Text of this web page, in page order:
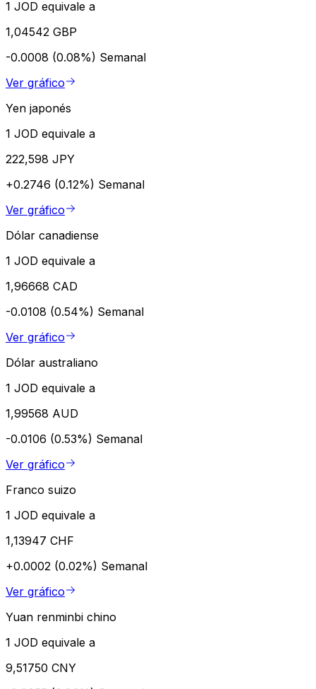
1 JOD equivale a
1,04542 GBP
-0.0008 (0.08%) Semanal
Ver gráfico
Yen japonés
1 JOD equivale a
222,598 JPY
+0.2746 (0.12%) Semanal
Ver gráfico
Dólar canadiense
1 JOD equivale a
1,96668 CAD
-0.0108 (0.54%) Semanal
Ver gráfico
Dólar australiano
1 JOD equivale a
1,99568 AUD
-0.0106 (0.53%) Semanal
Ver gráfico
Franco suizo
1 JOD equivale a
1,13947 CHF
+0.0002 (0.02%) Semanal
Ver gráfico
Yuan renminbi chino
1 JOD equivale a
9,51750 CNY